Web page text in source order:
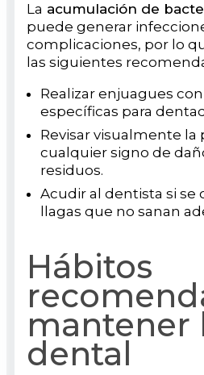
La acumulación de
puede generar
complicaciones, por lo
las siguientes
Realizar enjuagues
específicas para
Revisar visualmente la
cualquier signo de
residuos.
Acudir al dentista si se
llagas que no sanan
Hábitos
mantener
dental